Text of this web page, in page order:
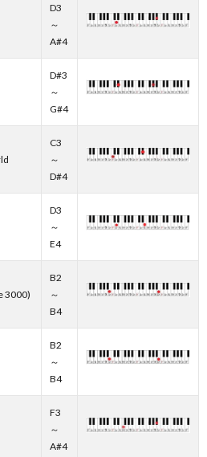
D3
～
A#4
D#3
～
G#4
C3
～
D#4
D3
～
E4
3000)
B2
～
B4
B2
～
B4
F3
～
A#4